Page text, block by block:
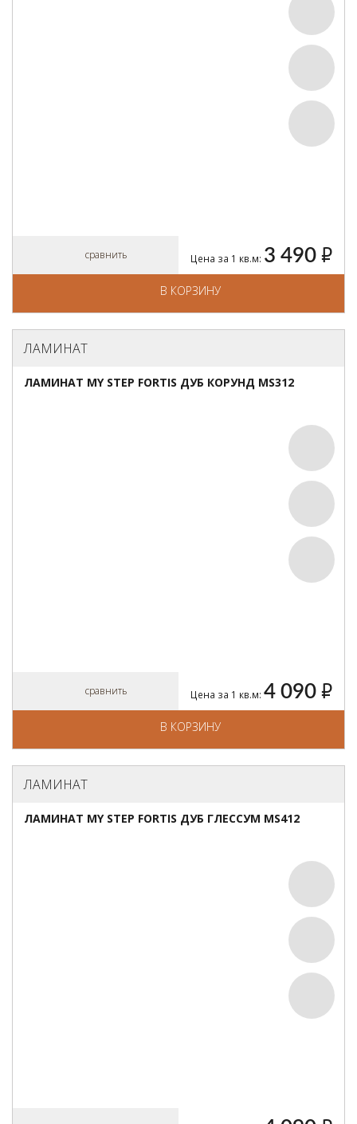
сравнить Цена за 1 кв.м: 3 490 руб.
В КОРЗИНУ
ЛАМИНАТ
ЛАМИНАТ MY STEP FORTIS ДУБ КОРУНД MS312
сравнить Цена за 1 кв.м: 4 090 руб.
В КОРЗИНУ
ЛАМИНАТ
ЛАМИНАТ MY STEP FORTIS ДУБ ГЛЕССУМ MS412